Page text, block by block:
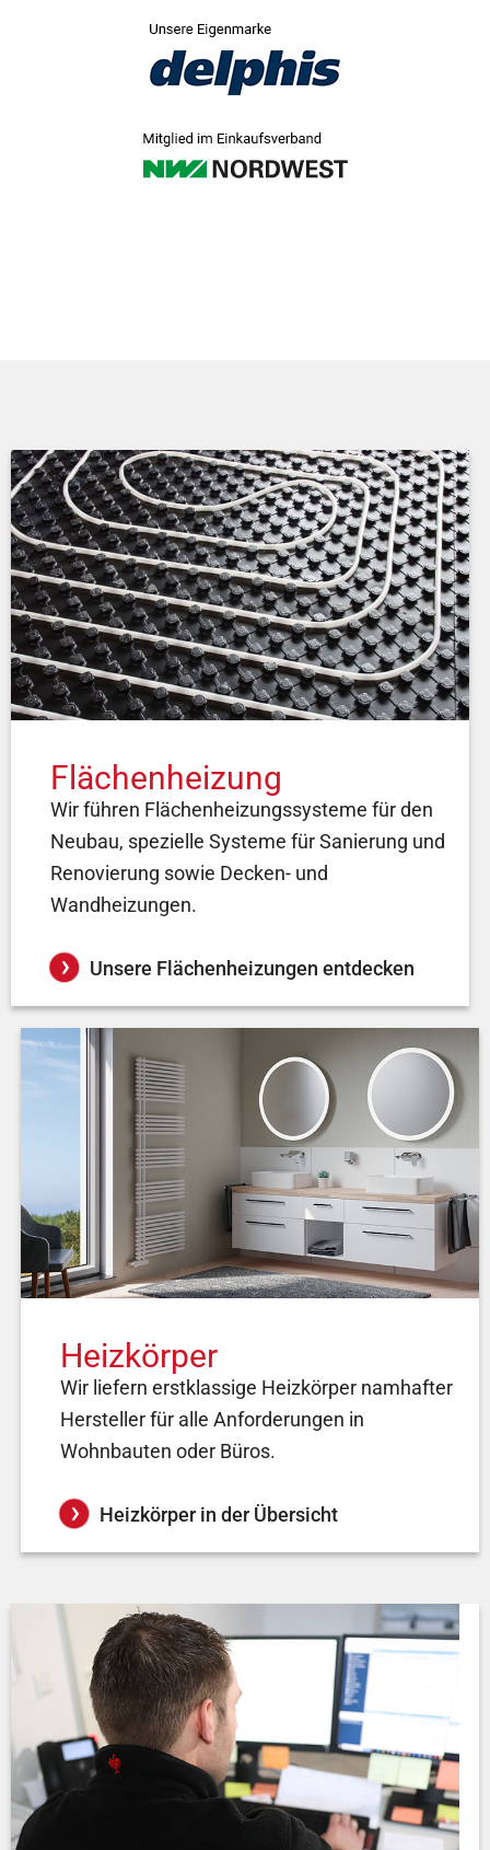
Flächenheizung
Wir führen Flächenheizungssysteme für den
Neubau, spezielle Systeme für Sanierung und
Renovierung sowie Decken- und
Wandheizungen.
Unsere Flächenheizungen entdecken
Heizkörper
Wir liefern erstklassige Heizkörper namhafter
Hersteller für alle Anforderungen in
Wohnbauten oder Büros.
Heizkörper in der Übersicht